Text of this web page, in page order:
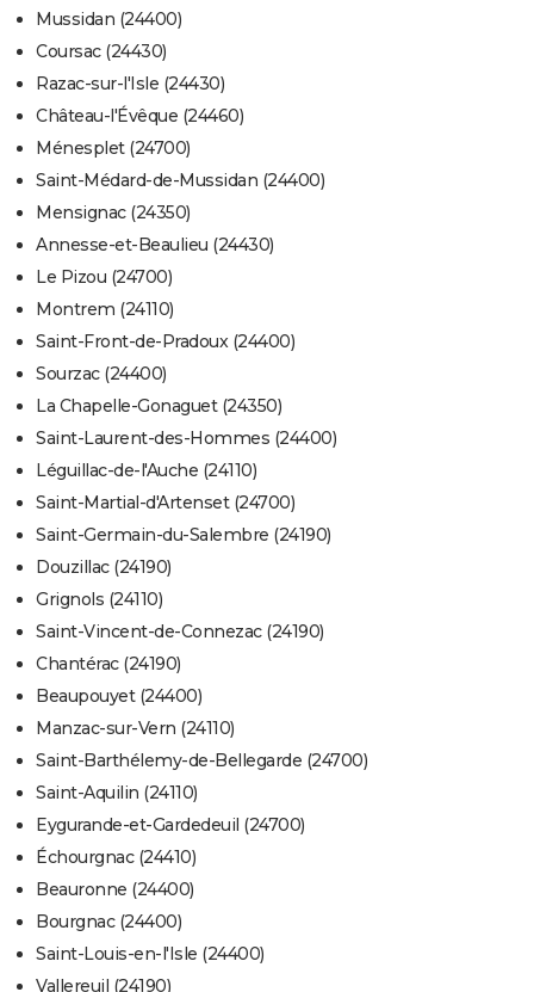
Mussidan (24400)
Coursac (24430)
Razac-sur-l'Isle (24430)
Château-l'Évêque (24460)
Ménesplet (24700)
Saint-Médard-de-Mussidan (24400)
Mensignac (24350)
Annesse-et-Beaulieu (24430)
Le Pizou (24700)
Montrem (24110)
Saint-Front-de-Pradoux (24400)
Sourzac (24400)
La Chapelle-Gonaguet (24350)
Saint-Laurent-des-Hommes (24400)
Léguillac-de-l'Auche (24110)
Saint-Martial-d'Artenset (24700)
Saint-Germain-du-Salembre (24190)
Douzillac (24190)
Grignols (24110)
Saint-Vincent-de-Connezac (24190)
Chantérac (24190)
Beaupouyet (24400)
Manzac-sur-Vern (24110)
Saint-Barthélemy-de-Bellegarde (24700)
Saint-Aquilin (24110)
Eygurande-et-Gardedeuil (24700)
Échourgnac (24410)
Beauronne (24400)
Bourgnac (24400)
Saint-Louis-en-l'Isle (24400)
Vallereuil (24190)